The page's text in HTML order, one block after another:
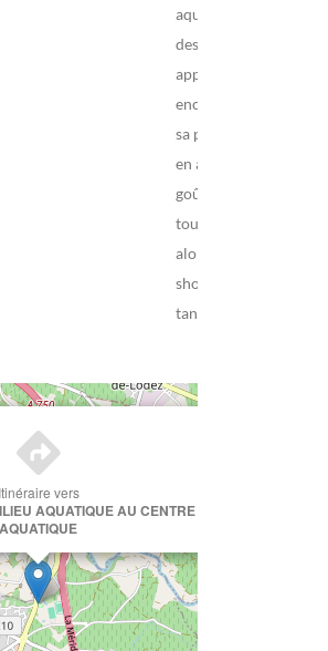
aquabike… mais aussi
des exercices pour
apprendre à nager ou
encore pour vaincre
sa peur de l'eau. Il y
en a pour tous les
goûts, tous les âges et
tous les niveaux,
alors profitez-en ! Les
shorts, strings et
tangas sont interdits
Itinéraire vers
AQUATIQUE AU CENTRE
AQUATIQUE